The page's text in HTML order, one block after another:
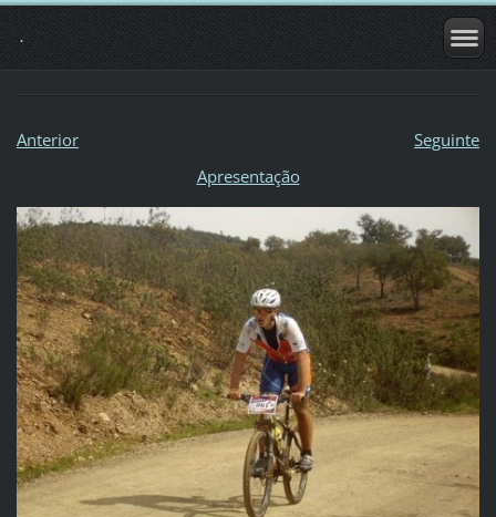
.
Anterior
Seguinte
Apresentação